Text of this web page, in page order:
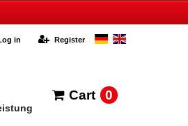
in Register
Cart 0